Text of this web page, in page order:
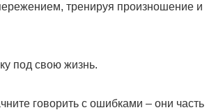
тренируя произношение и
под свою жизнь.
говорить с ошибками – они часть